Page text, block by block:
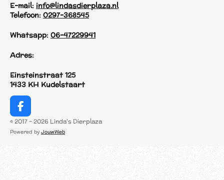
E-mail: info@lindasdierplaza.nl
Telefoon: 0297-368545
Whatsapp: 06-47229941
Adres:
Einsteinstraat 125
1433 KH Kudelstaart
F
a
c
© 2017 - 2026 Linda's Dierplaza
Powered by JouwWeb